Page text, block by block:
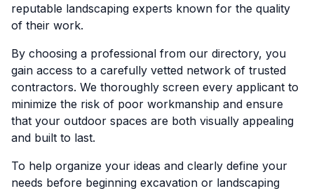
reputable landscaping experts known for the quality
of their work.
By choosing a professional from our directory, you
gain access to a carefully vetted network of trusted
contractors. We thoroughly screen every applicant to
minimize the risk of poor workmanship and ensure
that your outdoor spaces are both visually appealing
and built to last.
To help organize your ideas and clearly define your
needs before beginning excavation or landscaping